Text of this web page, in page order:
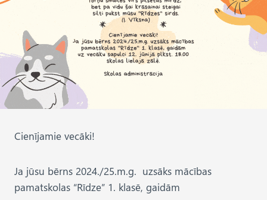
Cienījamie vecāki!
Ja jūsu bērns 2024./25.m.g. uzsāks mācības
pamatskolas “Rīdze” 1. klasē, gaidām